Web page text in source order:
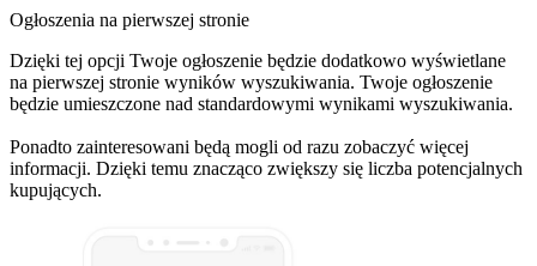
Ogłoszenia na pierwszej stronie
Dzięki tej opcji Twoje ogłoszenie będzie dodatkowo wyświetlane
na pierwszej stronie wyników wyszukiwania. Twoje ogłoszenie
będzie umieszczone nad standardowymi wynikami wyszukiwania.
Ponadto zainteresowani będą mogli od razu zobaczyć więcej
informacji. Dzięki temu znacząco zwiększy się liczba potencjalnych
kupujących.